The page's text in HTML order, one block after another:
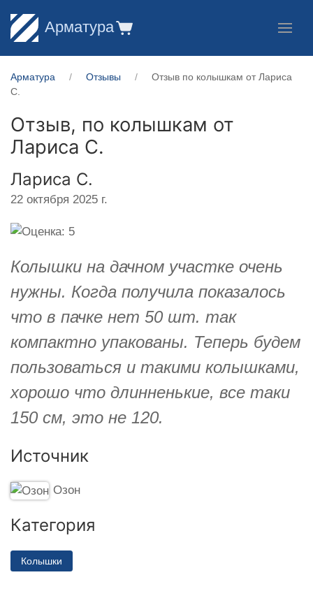
Арматура
Арматура Отзывы
Отзыв по колышкам от Лариса
С.
Отзыв, по колышкам от
Лариса С.
Лариса С.
22 октября 2025 г.
Колышки на дачном участке очень
нужны. Когда получила показалось
что в пачке нет 50 шт. так
компактно упакованы. Теперь будем
пользоваться и такими колышками,
хорошо что длинненькие, все таки
150 см, это не 120.
Источник
Озон
Категория
Колышки